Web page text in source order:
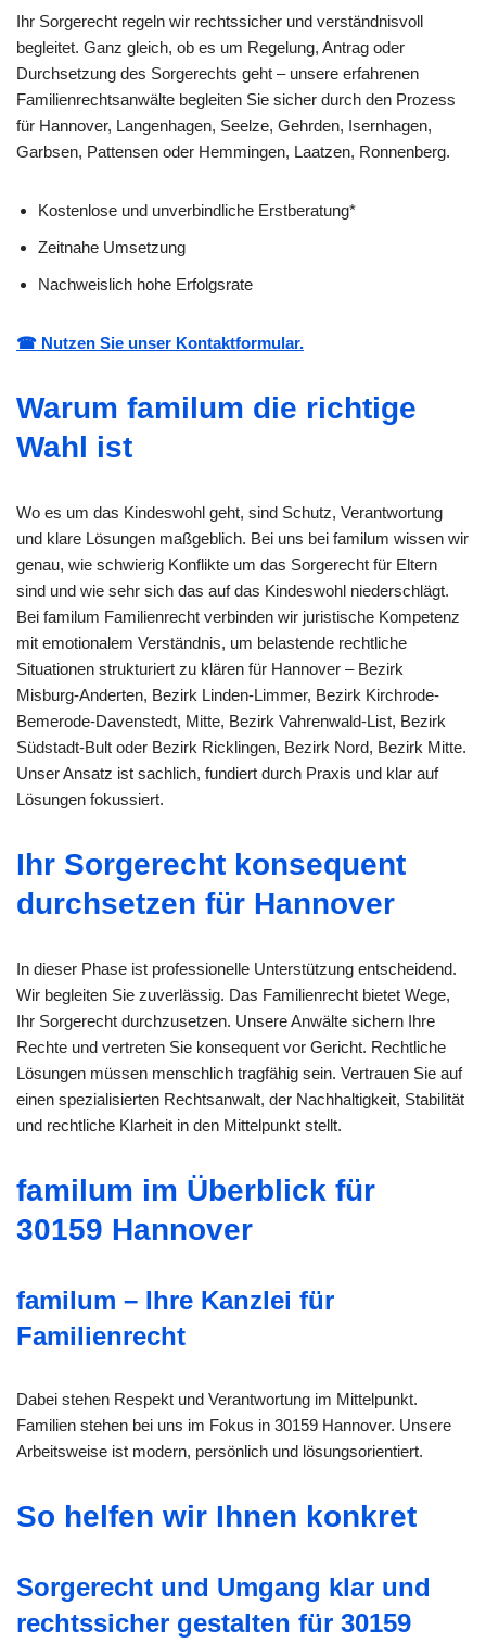
Ihr Sorgerecht regeln wir rechtssicher und verständnisvoll
begleitet. Ganz gleich, ob es um Regelung, Antrag oder
Durchsetzung des Sorgerechts geht – unsere erfahrenen
Familienrechtsanwälte begleiten Sie sicher durch den Prozess
für Hannover, Langenhagen, Seelze, Gehrden, Isernhagen,
Garbsen, Pattensen oder Hemmingen, Laatzen, Ronnenberg.
Kostenlose und unverbindliche Erstberatung*
Zeitnahe Umsetzung
Nachweislich hohe Erfolgsrate
☎ Nutzen Sie unser Kontaktformular.
Warum familum die richtige
Wahl ist
Wo es um das Kindeswohl geht, sind Schutz, Verantwortung
und klare Lösungen maßgeblich. Bei uns bei familum wissen wir
genau, wie schwierig Konflikte um das Sorgerecht für Eltern
sind und wie sehr sich das auf das Kindeswohl niederschlägt.
Bei familum Familienrecht verbinden wir juristische Kompetenz
mit emotionalem Verständnis, um belastende rechtliche
Situationen strukturiert zu klären für Hannover – Bezirk
Misburg-Anderten, Bezirk Linden-Limmer, Bezirk Kirchrode-
Bemerode-Davenstedt, Mitte, Bezirk Vahrenwald-List, Bezirk
Südstadt-Bult oder Bezirk Ricklingen, Bezirk Nord, Bezirk Mitte.
Unser Ansatz ist sachlich, fundiert durch Praxis und klar auf
Lösungen fokussiert.
Ihr Sorgerecht konsequent
durchsetzen für Hannover
In dieser Phase ist professionelle Unterstützung entscheidend.
Wir begleiten Sie zuverlässig. Das Familienrecht bietet Wege,
Ihr Sorgerecht durchzusetzen. Unsere Anwälte sichern Ihre
Rechte und vertreten Sie konsequent vor Gericht. Rechtliche
Lösungen müssen menschlich tragfähig sein. Vertrauen Sie auf
einen spezialisierten Rechtsanwalt, der Nachhaltigkeit, Stabilität
und rechtliche Klarheit in den Mittelpunkt stellt.
familum im Überblick für
30159 Hannover
familum – Ihre Kanzlei für
Familienrecht
Dabei stehen Respekt und Verantwortung im Mittelpunkt.
Familien stehen bei uns im Fokus in 30159 Hannover. Unsere
Arbeitsweise ist modern, persönlich und lösungsorientiert.
So helfen wir Ihnen konkret
Sorgerecht und Umgang klar und
rechtssicher gestalten für 30159